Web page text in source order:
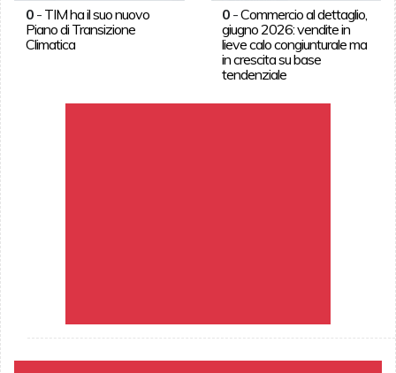
0- TIM ha il suo nuovo
Piano di Transizione
Climatica
0 -Commercio al dettaglio,
giugno 2026: vendite in
lieve calo congiunturale ma
in crescita su base
tendenziale